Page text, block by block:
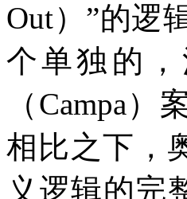
Out）”的逻
个单独的
（ Campa）
相比之下，
义逻辑的完